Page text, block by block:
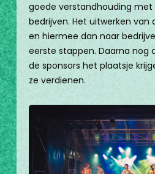
goede verstandhouding met
bedrijven. Het uitwerken van
en hiermee dan naar
eerste stappen. Daarna nog
de sponsors het plaatsje
ze verdienen.